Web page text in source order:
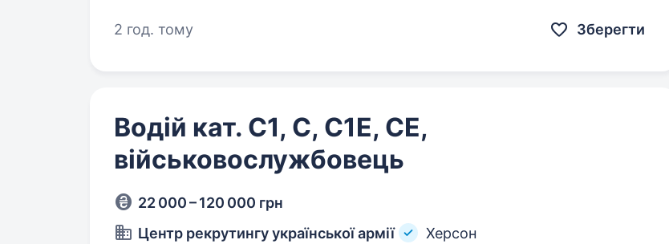
2 год. тому
Зберегти
Водій кат. С1, С, С1Е, СЕ,
військовослужбовець
22 000 – 120 000 грн
Центр рекрутингу української армії
Херсон